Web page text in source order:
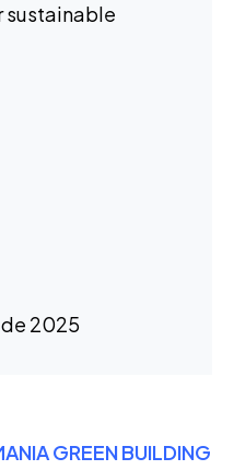
sustainable
2025
GREEN BUILDING